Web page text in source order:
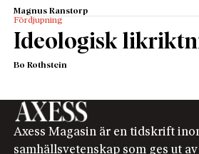
Magnus Ranstorp
Fördjupning
Ideologisk
Bo Rothstein
Axess Magasin är en tidskrift
samhällsvetenskap som ges ut